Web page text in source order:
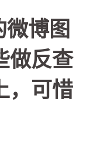
博图
做反查
，可惜